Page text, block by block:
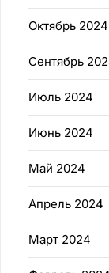
Октябрь 2024
Сентябрь
Июль 2024
Июнь 2024
Май 2024
Апрель 2024
Март 2024